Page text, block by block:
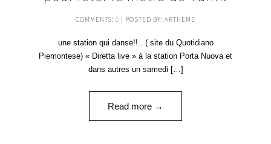
COMMENTS: 0 | POSTED BY: ARTHEME
une station qui danse!!.. ( site du Quotidiano
Piemontese) « Diretta live » à la station Porta Nuova et
dans autres un samedi […]
Read more →